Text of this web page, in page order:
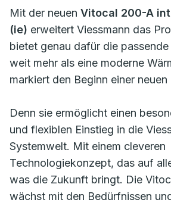
Mit der neuen Vitocal 200-A
(ie) erweitert Viessmann das
bietet genau dafür die
weit mehr als eine moderne
markiert den Beginn einer neuen
Denn sie ermöglicht einen
und flexiblen Einstieg in die
Systemwelt. Mit einem cleveren
Technologiekonzept, das auf
was die Zukunft bringt. Die
wächst mit den Bedürfnissen